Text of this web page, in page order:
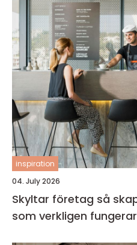
inspiration
04. July 2026
Skyltar företag så skapar visuella lösningar
som verkligen fungerar